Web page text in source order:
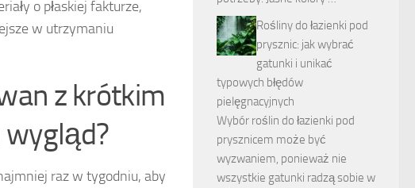
o płaskiej fakturze,
w utrzymaniu
z krótkim
wygląd?
raz w tygodniu, aby
Rośliny do łazienki pod
prysznic: jak wybrać
gatunki i unikać
typowych błędów
pielęgnacyjnych
Wybór roślin do łazienki pod
prysznicem może być
wyzwaniem, ponieważ nie
wszystkie gatunki radzą sobie w